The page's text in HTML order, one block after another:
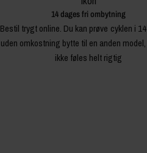
14 dages fri ombytning
Bestil trygt online. Du kan prøve cyklen i
uden omkostning bytte til en anden
ikke føles helt rigtig